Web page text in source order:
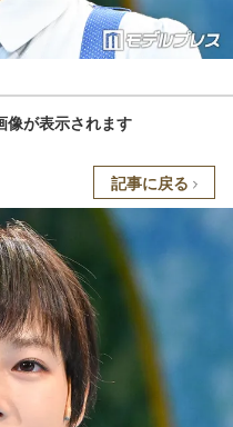
像が表示されます
記事に戻る